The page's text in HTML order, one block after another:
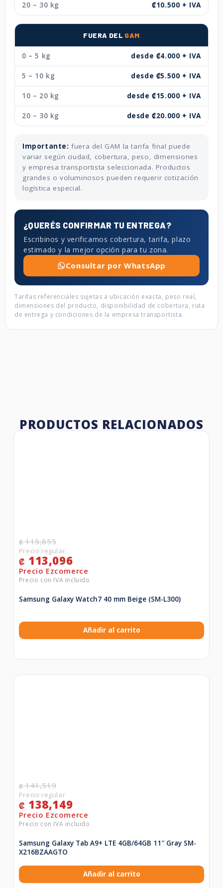
20 – 30 kg ₡10.500 + IVA
FUERA DEL GAM
0 – 5 kg desde ₡4.000 + IVA
5 – 10 kg desde ₡5.500 + IVA
10 – 20 kg desde ₡15.000 + IVA
20 – 30 kg desde ₡20.000 + IVA
Importante: fuera del GAM la tarifa final puede
variar según ciudad, cobertura, peso, dimensiones
y empresa transportista seleccionada. Productos
grandes o voluminosos pueden requerir cotización
logística especial.
¿QUERÉS CONFIRMAR TU ENTREGA?
Escribinos y verificamos cobertura, tarifa, plazo
estimado y la mejor opción para tu zona.
Consultar por WhatsApp
Tarifas referenciales sujetas a ubicación exacta, peso real,
dimensiones del producto, disponibilidad de cobertura, ruta
de entrega y condiciones de la empresa transportista.
PRODUCTOS RELACIONADOS
₡115,855
₡ 113,096
Samsung Galaxy Watch7 40 mm Beige (SM-L300)
Añadir al carrito
₡141,519
₡ 138,149
Samsung Galaxy Tab A9+ LTE 4GB/64GB 11″ Gray SM-
X216BZAAGTO
Añadir al carrito